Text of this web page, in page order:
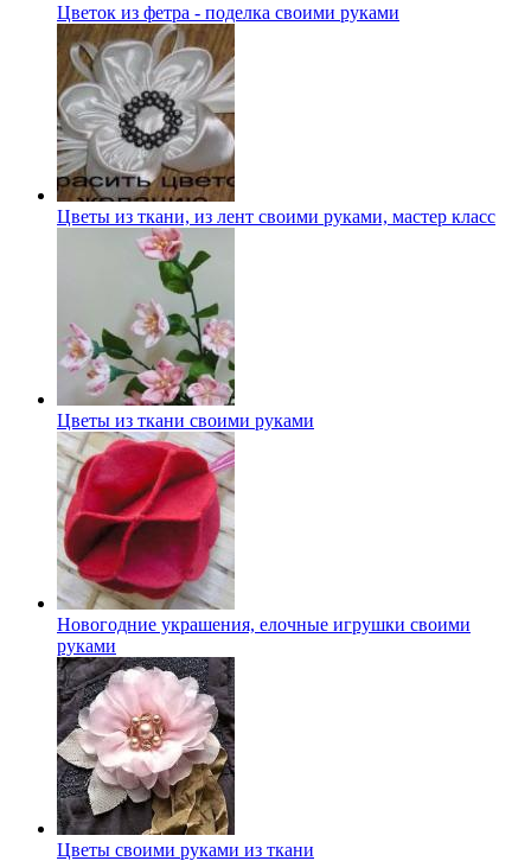
Цветок из фетра - поделка своими руками
Цветы из ткани, из лент своими руками, мастер класс
Цветы из ткани своими руками
Новогодние украшения, елочные игрушки своими
руками
Цветы своими руками из ткани